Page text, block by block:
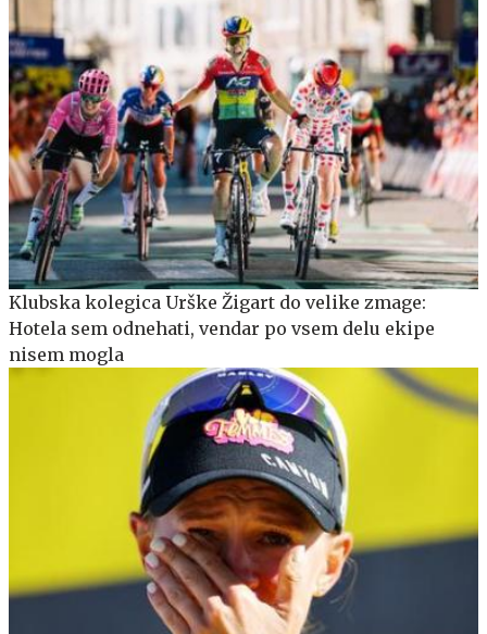
Klubska kolegica Urške Žigart do velike zmage:
Hotela sem odnehati, vendar po vsem delu ekipe
nisem mogla